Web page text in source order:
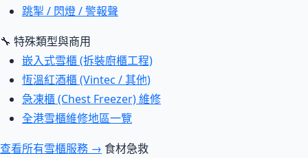
跳掣 / 閃燈 / 警報聲
🔧 特殊類型與商用
嵌入式雪櫃 (拆裝廚櫃工程)
恆溫紅酒櫃 (Vintec / 其他)
急凍櫃 (Chest Freezer) 維修
全港雪櫃維修地區一覽
查看所有雪櫃服務 → 食材急救